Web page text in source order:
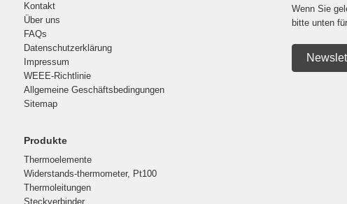
Kontakt
Über uns
FAQs
Datenschutzerklärung
Impressum
WEEE-Richtlinie
Allgemeine Geschäftsbedingungen
Sitemap
Produkte
Thermoelemente
Widerstands-thermometer, Pt100
Thermoleitungen
Steckverbinder
Wenn Sie
bitte unten